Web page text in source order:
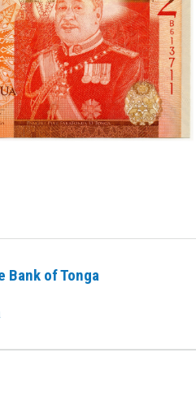
Bank of Tonga